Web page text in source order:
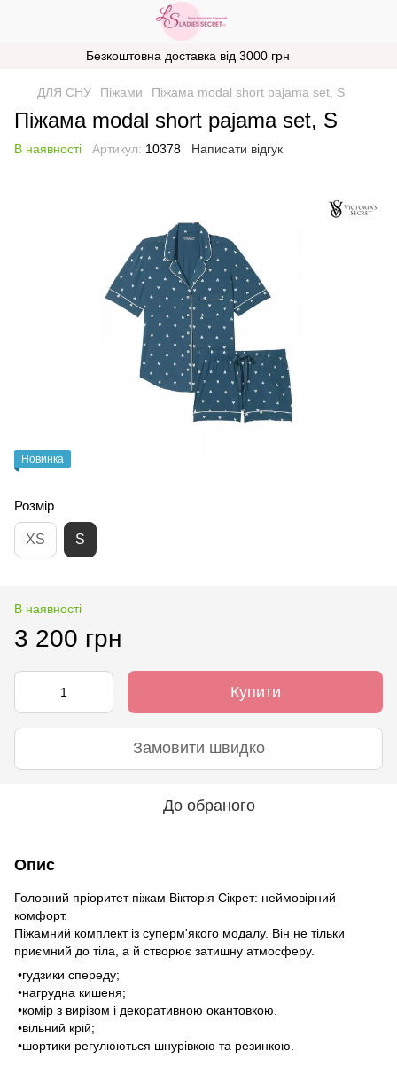
Безкоштовна доставка від 3000 грн
ДЛЯ СНУ Піжами Піжама modal short pajama set, S
Піжама modal short pajama set, S
В наявності Артикул: 10378 Написати відгук
Новинка
Розмір
XS S
В наявності
3 200 грн
Купити
Замовити швидко
До обраного
Опис
Головний пріоритет піжам Вікторія Сікрет: неймовірний
комфорт.
Піжамний комплект із суперм'якого модалу. Він не тільки
приємний до тіла, а й створює затишну атмосферу.
•гудзики спереду;
•нагрудна кишеня;
•комір з вирізом і декоративною окантовкою.
•вільний крій;
•шортики регулюються шнурівкою та резинкою.